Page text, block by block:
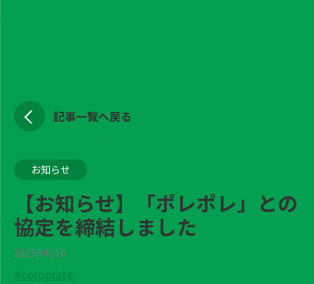
記事一覧へ戻る
お知らせ
【お知らせ】「ポレポレ」との
協定を締結しました
2025/06/16
#corporate